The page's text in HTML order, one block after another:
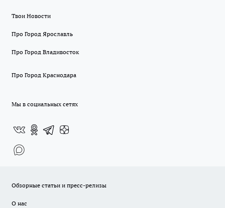
Твои Новости
Про Город Ярославль
Про Город Владивосток
Про Город Краснодара
Мы в социальных сетях
Обзорные статьи и пресс-релизы
О нас